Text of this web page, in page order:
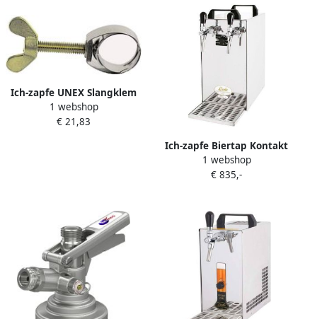
Bierkoeler Green Line
zonder
Ich-zapfe UNEX Slangklem
tot 21 mm CNS met
messing vleugelschroef
1 webshop
€ 21,83
Ich-zapfe Biertap Kontakt
40 2-kraans Droogkoeler
Doorloop 50 liter u Biertap
1 webshop
€ 835,-